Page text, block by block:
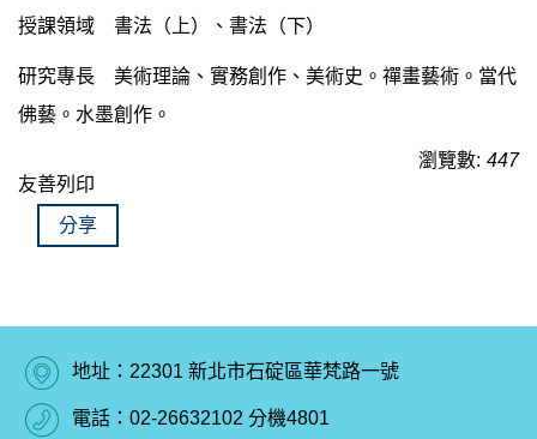
授課領域 書法（上）、書法（下）
研究專長 美術理論、實務創作、美術史。禪畫藝術。當代
佛藝。水墨創作。
瀏覽數: 447
友善列印
分享
地址：22301 新北市石碇區華梵路一號
電話：02-26632102 分機4801